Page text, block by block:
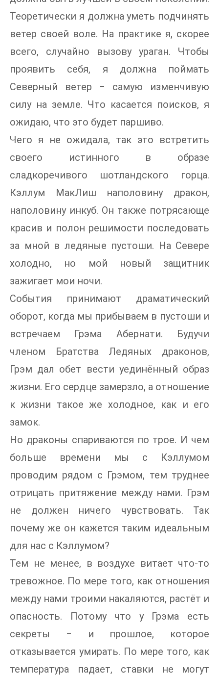
Теоретически я должна уметь подчинять
ветер своей воле. На практике я, скорее
всего, случайно вызову ураган. Чтобы
проявить себя, я должна поймать
Северный ветер ‒ самую изменчивую
силу на земле. Что касается поисков, я
ожидаю, что это будет паршиво.
Чего я не ожидала, так это встретить
своего истинного в образе
сладкоречивого шотландского горца.
Кэллум МакЛиш наполовину дракон,
наполовину инкуб. Он также потрясающе
красив и полон решимости последовать
за мной в ледяные пустоши. На Севере
холодно, но мой новый защитник
зажигает мои ночи.
События принимают драматический
оборот, когда мы прибываем в пустоши и
встречаем Грэма Абернати. Будучи
членом Братства Ледяных драконов,
Грэм дал обет вести уединённый образ
жизни. Его сердце замерзло, а отношение
к жизни такое же холодное, как и его
замок.
Но драконы спариваются по трое. И чем
больше времени мы с Кэллумом
проводим рядом с Грэмом, тем труднее
отрицать притяжение между нами. Грэм
не должен ничего чувствовать. Так
почему же он кажется таким идеальным
для нас с Кэллумом?
Тем не менее, в воздухе витает что-то
тревожное. По мере того, как отношения
между нами троими накаляются, растёт и
опасность. Потому что у Грэма есть
секреты ‒ и прошлое, которое
отказывается умирать. По мере того, как
температура падает, ставки не могут